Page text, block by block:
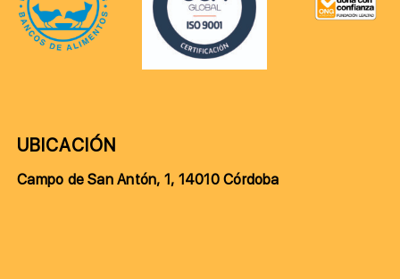
UBICACIÓN
Campo de San Antón, 1, 14010 Córdoba